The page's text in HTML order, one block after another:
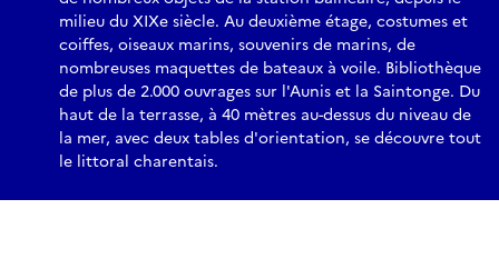
milieu du XIXe siècle. Au deuxième étage, costumes et
coiffes, oiseaux marins, souvenirs de marins, de
nombreuses maquettes de bateaux à voile. Bibliothèque
de plus de 2.000 ouvrages sur l'Aunis et la Saintonge. Du
haut de la terrasse, à 40 mètres au-dessus du niveau de
la mer, avec deux tables d'orientation, se découvre tout
le littoral charentais.